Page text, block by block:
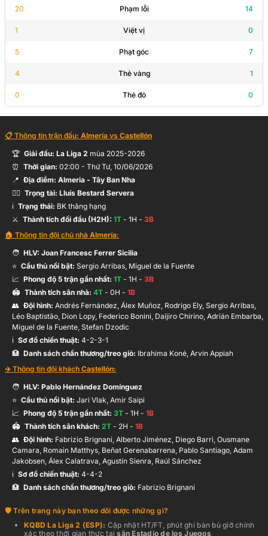
75’
R.Ely 74’
69’
J.Morcillo
L.Baptistão
68’
A.Puigmal
A.Embarba
Dion Lopy 66’
57’
Hỗ trợ:
B.Gerenabarrena
A.Embarba
20 Phạm lỗi 14
1 Việt vị 0
5 Phạt góc 7
4 Thẻ vàng 1
0 Thẻ đỏ 0
📋 Thông tin trận đấu: Almería vs Castellón
🏆 Giải đấu: La Liga 2 mùa 2025-2026
⏰ Thời gian: 02:00 - Thứ Tư, 10/06/2026
📍 Địa điểm: Almeria - Tây Ban Nha
🧑‍⚖️ Trọng tài: Lluís Bestard Servera
ℹ️ Trạng thái: BK thăng hạng
⚔️ Thành tích đối đầu (H2H): 1T - 1H - 3B
🏠 Thông tin đội chủ nhà Almería:
🧑 HLV: Joan Francesc Ferrer Sicilia
⭐ Cầu thủ nổi bật: Sergio Arribas, Miguel de la Fuente
📈 Phong độ 5 trận gần nhất: 1T - 1H - 3B
🏟️ Thành tích sân nhà: 4T - 0H - 1B
👥 Đội hình: Andrés Fernández, Álex Muñoz, Rodrigo Ely, Sergio Arribas,
Léo Baptistão, Dion Lopy, Federico Bonini, Daijiro Chirino, Adrián Embarba,
Miguel de la Fuente, Stefan Dzodic
ℹ️️ Sơ đồ chiến thuật: 4-2-3-1
🏥 Danh sách chấn thương/treo giò: Ibrahima Koné, Arvin Appiah
✈️ Thông tin đội khách Castellón:
🧑 HLV: Pablo Hernández Domínguez
⭐ Cầu thủ nổi bật: Jari Vlak, Amir Saipi
📈 Phong độ 5 trận gần nhất: 3T - 1H - 1B
🏟️ Thành tích sân khách: 2T - 2H - 1B
👥 Đội hình: Fabrizio Brignani, Alberto Jiménez, Diego Barri, Ousmane
Camara, Romain Matthys, Beñat Gerenabarrena, Pablo Santiago, Adam
Jakobsen, Álex Calatrava, Agustín Sienra, Raúl Sánchez
ℹ️️ Sơ đồ chiến thuật: 4-4-2
🏥 Danh sách chấn thương/treo giò: Fabrizio Brignani
Trên trang này bạn theo dõi được những gì?
KQBDLa Liga 2 (ESP): Cập nhật HT/FT, phút ghi bàn bù giờ chính
xác theo thời gian thực tạisânEstadio de los Juegos